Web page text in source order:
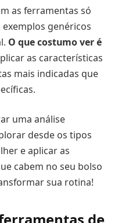
as ferramentas só
genéricos
O que costumo ver é
as características
mais indicadas que
uma análise
desde os tipos
e aplicar as
cabem no seu bolso
sua rotina!